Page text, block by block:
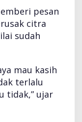
pesan
citra
sudah
mau kasih
terlalu
tidak,” ujar